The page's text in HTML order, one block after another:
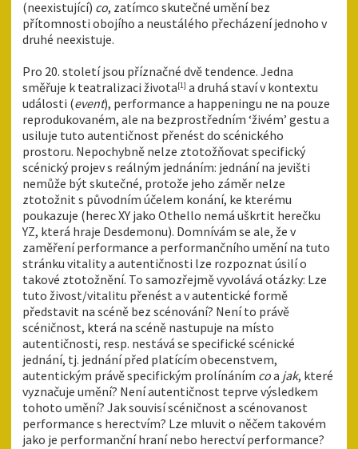
(neexistující) co, zatímco skutečné umění bez
přítomnosti obojího a neustálého přecházení jednoho v
druhé neexistuje.
Pro 20. století jsou příznačné dvě tendence. Jedna
směřuje k teatralizaci života[1] a druhá staví v kontextu
události (event), performance a happeningu ne na pouze
reprodukovaném, ale na bezprostředním ‘živém’ gestu a
usiluje tuto autentičnost přenést do scénického
prostoru. Nepochybně nelze ztotožňovat specifický
scénický projev s reálným jednáním: jednání na jevišti
nemůže být skutečné, protože jeho záměr nelze
ztotožnit s původním účelem konání, ke kterému
poukazuje (herec XY jako Othello nemá uškrtit herečku
YZ, která hraje Desdemonu). Domnívám se ale, že v
zaměření performance a performančního umění na tuto
stránku vitality a autentičnosti lze rozpoznat úsilí o
takové ztotožnění. To samozřejmě vyvolává otázky: Lze
tuto živost/vitalitu přenést a v autentické formě
představit na scéně bez scénování? Není to právě
scéničnost, která na scéně nastupuje na místo
autentičnosti, resp. nestává se specifické scénické
jednání, tj. jednání před platícím obecenstvem,
autentickým právě specifickým prolínáním coa jak, které
vyznačuje umění? Není autentičnost teprve výsledkem
tohoto umění? Jak souvisí scéničnost a scénovanost
performance s herectvím? Lze mluvit o něčem takovém
jako je performanční hraní nebo herectví performance?